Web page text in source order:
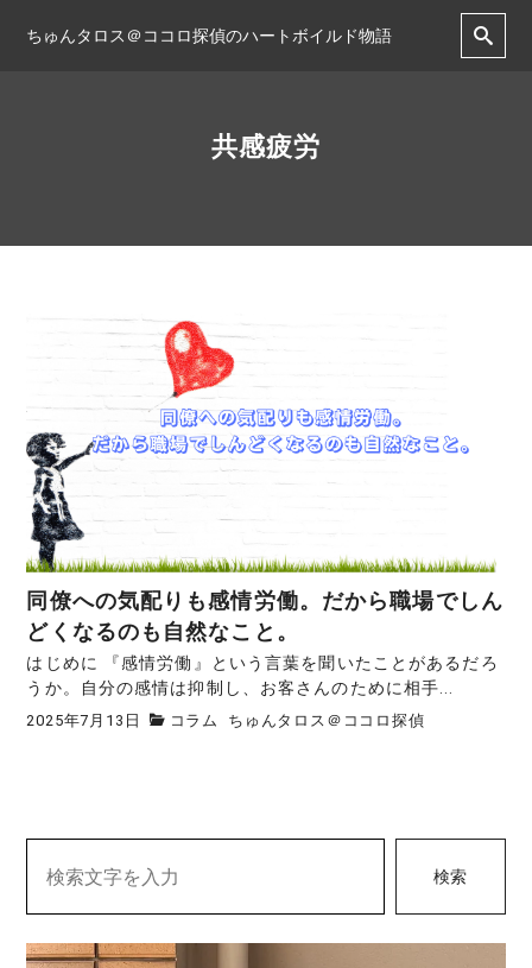
ちゅんタロス＠ココロ探偵のハートボイルド物語
共感疲労
同僚への気配りも感情労働。だから職場でしん
どくなるのも自然なこと。
はじめに 『感情労働』という言葉を聞いたことがあるだろ
うか。自分の感情は抑制し、お客さんのために相手...
2025年7月13日 コラム ちゅんタロス＠ココロ探偵
検索